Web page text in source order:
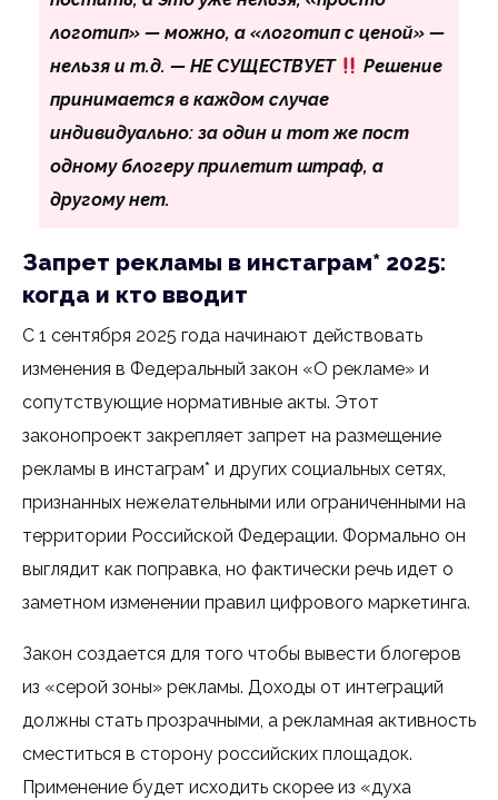
логотип» — можно, а «логотип с ценой» —
нельзя и т.д. — НЕ СУЩЕСТВУЕТ
Решение
принимается в каждом случае
индивидуально: за один и тот же пост
одному блогеру прилетит штраф, а
другому нет.
Запрет рекламы в инстаграм* 2025:
когда и кто вводит
С 1 сентября 2025 года начинают действовать
изменения в Федеральный закон «О рекламе» и
сопутствующие нормативные акты. Этот
законопроект закрепляет запрет на размещение
рекламы в инстаграм* и других социальных сетях,
признанных нежелательными или ограниченными на
территории Российской Федерации. Формально он
выглядит как поправка, но фактически речь идет о
заметном изменении правил цифрового маркетинга.
Закон создается для того чтобы вывести блогеров
из «серой зоны» рекламы. Доходы от интеграций
должны стать прозрачными, а рекламная активность
сместиться в сторону российских площадок.
Применение будет исходить скорее из «духа